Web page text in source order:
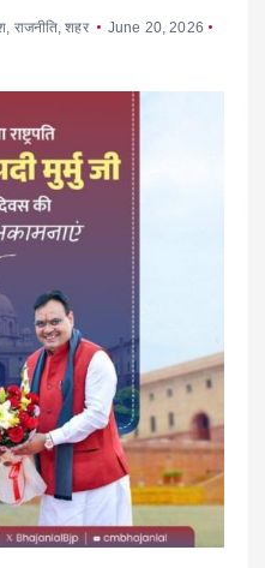
राजनीति ,शहर
June 20, 2026